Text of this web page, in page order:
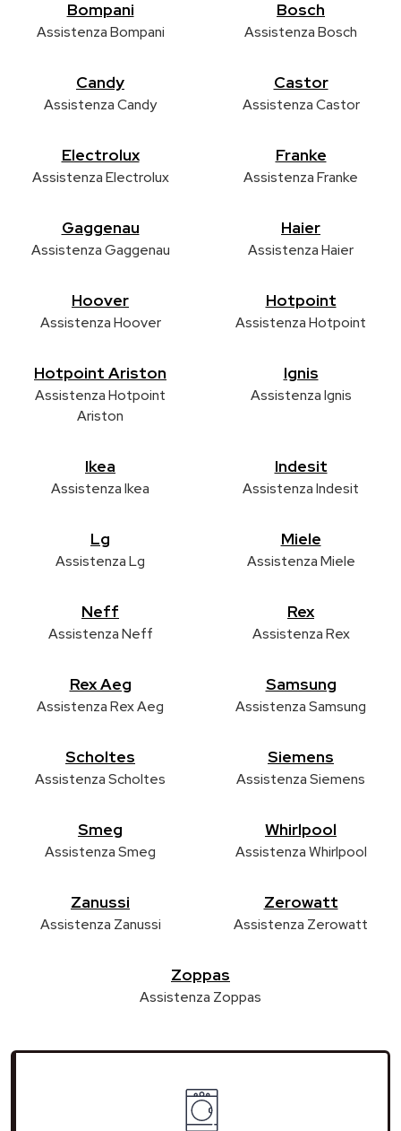
Bompani
Assistenza Bompani
Bosch
Assistenza Bosch
Candy
Assistenza Candy
Castor
Assistenza Castor
Electrolux
Assistenza Electrolux
Franke
Assistenza Franke
Gaggenau
Assistenza Gaggenau
Haier
Assistenza Haier
Hoover
Assistenza Hoover
Hotpoint
Assistenza Hotpoint
Hotpoint Ariston
Assistenza Hotpoint
Ariston
Ignis
Assistenza Ignis
Ikea
Assistenza Ikea
Indesit
Assistenza Indesit
Lg
Assistenza Lg
Miele
Assistenza Miele
Neff
Assistenza Neff
Rex
Assistenza Rex
Rex Aeg
Assistenza Rex Aeg
Samsung
Assistenza Samsung
Scholtes
Assistenza Scholtes
Siemens
Assistenza Siemens
Smeg
Assistenza Smeg
Whirlpool
Assistenza Whirlpool
Zanussi
Assistenza Zanussi
Zerowatt
Assistenza Zerowatt
Zoppas
Assistenza Zoppas